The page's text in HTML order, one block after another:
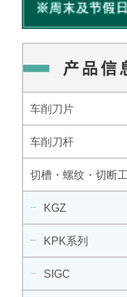
车削刀片
车削刀杆
切槽・螺纹・切断
KGZ
KPK系列
SIGC